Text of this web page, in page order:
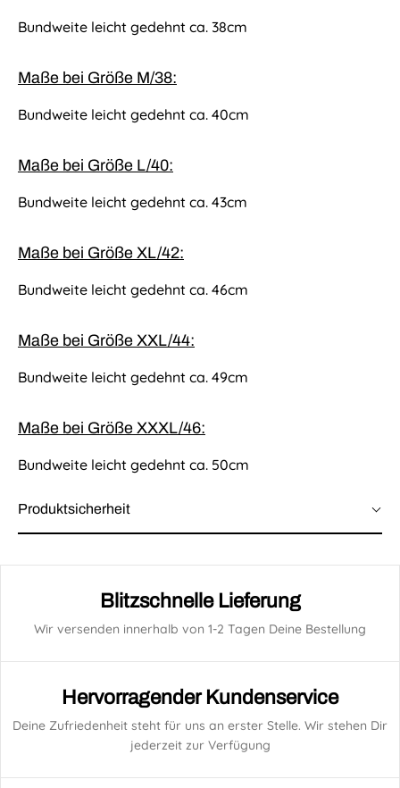
Bundweite leicht gedehnt ca. 38cm
Maße bei Größe M/38:
Bundweite leicht gedehnt ca. 40cm
Maße bei Größe L/40:
Bundweite leicht gedehnt ca. 43cm
Maße bei Größe XL/42:
Bundweite leicht gedehnt ca. 46cm
Maße bei Größe XXL/44:
Bundweite leicht gedehnt ca. 49cm
Maße bei Größe XXXL/46:
Bundweite leicht gedehnt ca. 50cm
Produktsicherheit
Blitzschnelle Lieferung
Wir versenden innerhalb von 1-2 Tagen Deine Bestellung
Hervorragender Kundenservice
Deine Zufriedenheit steht für uns an erster Stelle. Wir stehen Dir
jederzeit zur Verfügung